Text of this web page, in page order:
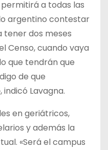
a todas las
argentino contestar
tener dos meses
Censo, cuando vaya
que tendrán que
de que
Lavagna.
en geriátricos,
y además la
«Será el campus